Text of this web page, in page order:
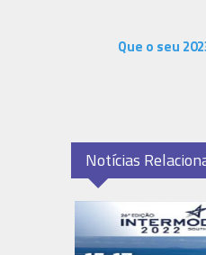
Que o seu
Notícias